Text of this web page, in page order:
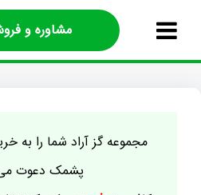
مشاوره و
مجموعه گز آراد شما را به
پشمک دعوت می